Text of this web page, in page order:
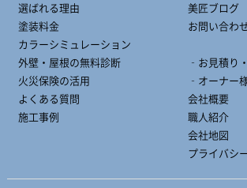
選ばれる理由
塗装料金
カラーシミュレーション
外壁・屋根の無料診断
火災保険の活用
よくある質問
施工事例
美匠ブログ
お問い合わ
‐お見積り
‐オーナー
会社概要
職人紹介
会社地図
プライバシ